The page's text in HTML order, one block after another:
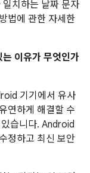
치하는 날짜 문자
법에 관한 자세한
이유가 무엇인가
기기에서 유사
연하게 해결할 수
습니다. Android
정하고 최신 보안